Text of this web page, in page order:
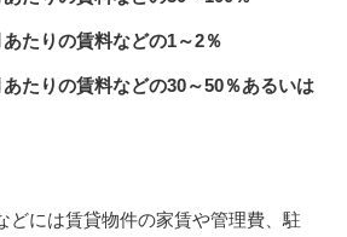
たりの賃料などの1～2％
たりの賃料などの30～50％あるいは
どには賃貸物件の家賃や管理費、駐